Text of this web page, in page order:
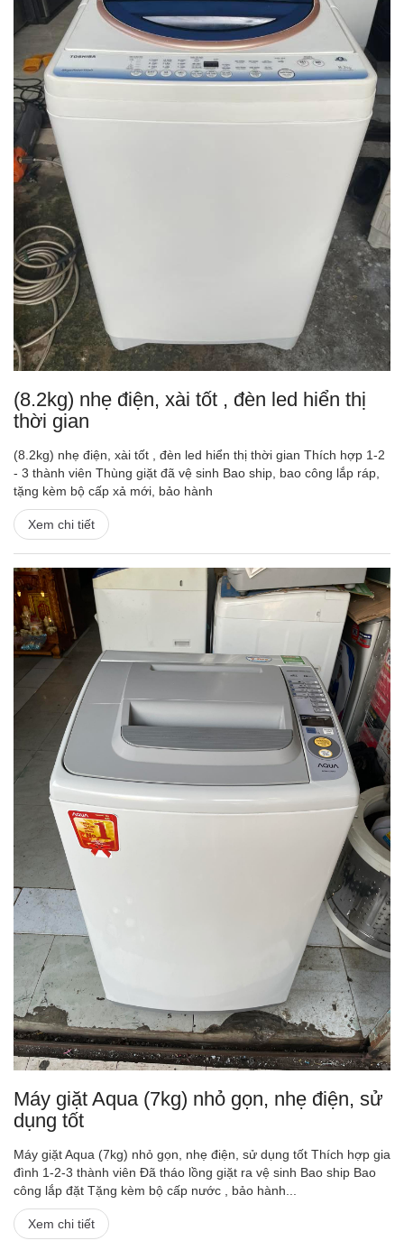
(8.2kg) nhẹ điện, xài tốt , đèn led hiển thị
thời gian
(8.2kg) nhẹ điện, xài tốt , đèn led hiển thị thời gian Thích hợp 1-2
- 3 thành viên Thùng giặt đã vệ sinh Bao ship, bao công lắp ráp,
tặng kèm bộ cấp xả mới, bảo hành
Xem chi tiết
Máy giặt Aqua (7kg) nhỏ gọn, nhẹ điện, sử
dụng tốt
Máy giặt Aqua (7kg) nhỏ gọn, nhẹ điện, sử dụng tốt Thích hợp gia
đình 1-2-3 thành viên Đã tháo lồng giặt ra vệ sinh Bao ship Bao
công lắp đặt Tặng kèm bộ cấp nước , bảo hành...
Xem chi tiết